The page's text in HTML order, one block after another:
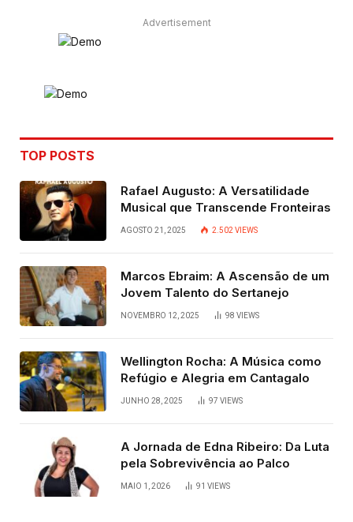
Advertisement
TOP POSTS
Rafael Augusto: A Versatilidade
Musical que Transcende Fronteiras
AGOSTO 21, 2025 2.502 VIEWS
Marcos Ebraim: A Ascensão de um
Jovem Talento do Sertanejo
NOVEMBRO 12, 2025 98 VIEWS
Wellington Rocha: A Música como
Refúgio e Alegria em Cantagalo
JUNHO 28, 2025 97 VIEWS
A Jornada de Edna Ribeiro: Da Luta
pela Sobrevivência ao Palco
MAIO 1, 2026 91 VIEWS